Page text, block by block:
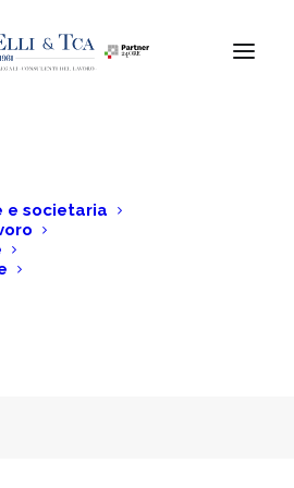
e societaria
Welfare
con fringe